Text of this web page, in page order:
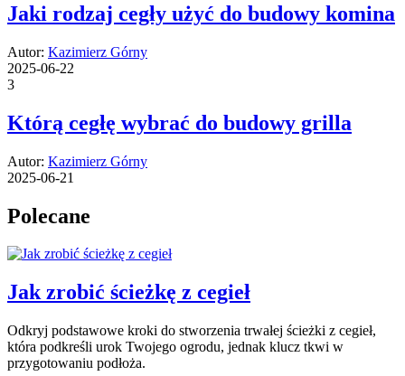
Jaki rodzaj cegły użyć do budowy komina
Autor: Kazimierz Górny
2025-06-22
3
Którą cegłę wybrać do budowy grilla
Autor: Kazimierz Górny
2025-06-21
Polecane
Jak zrobić ścieżkę z cegieł
Odkryj podstawowe kroki do stworzenia trwałej ścieżki z cegieł,
która podkreśli urok Twojego ogrodu, jednak klucz tkwi w
przygotowaniu podłoża.